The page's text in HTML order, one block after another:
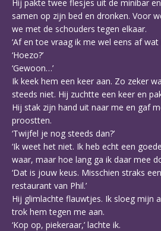
Hij pakte twee flesjes uit de minibar
samen op zijn bed en dronken. Voor
we met de schouders tegen elkaar.
‘Af en toe vraag ik me wel eens af wat
‘Hoezo?’
‘Gewoon…’
Ik keek hem een keer aan. Zo zeker
steeds niet. Hij zuchtte een keer en
Hij stak zijn hand uit naar me en gaf
proostten.
‘Twijfel je nog steeds dan?’
‘Ik weet het niet. Ik heb echt een
waar, maar hoe lang ga ik daar mee
‘Dat is jouw keus. Misschien straks
restaurant van Phil.’
Hij glimlachte flauwtjes. Ik sloeg mijn
trok hem tegen me aan.
‘Kop op, piekeraar,’ lachte ik.